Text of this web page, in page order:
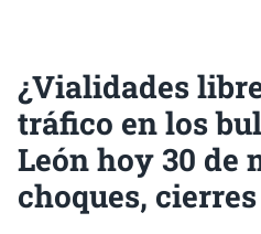
¿Vialidades
tráfico en los
León hoy 30 de
choques,